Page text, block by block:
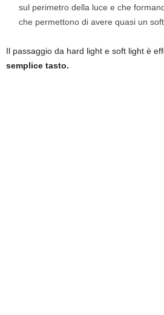
sul perimetro della luce e che
che permettono di avere quasi un
Il passaggio da hard light e soft light è
semplice tasto.